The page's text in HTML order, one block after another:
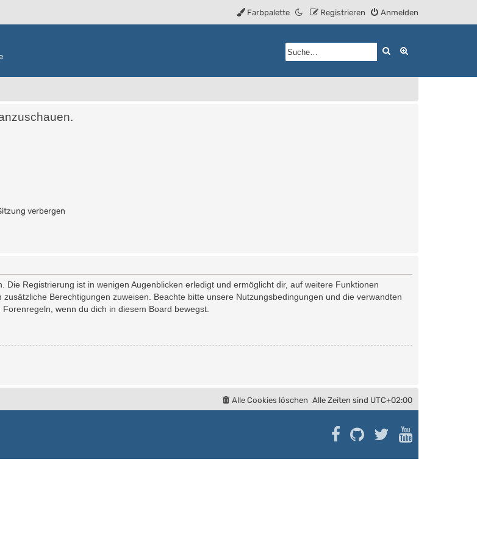
Anmelden
Registrieren
Farbpalette
Suche
verbergen
Registrierung ist in wenigen Augenblicken erledigt und ermöglicht dir, auf weitere Funktionen
Berechtigungen zuweisen. Beachte bitte unsere Nutzungsbedingungen und die verwandten
wenn du dich in diesem Board bewegst.
Alle Zeiten sind UTC+02:00
Alle Cookies löschen